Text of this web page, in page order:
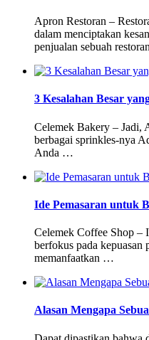
Apron Restoran –
dalam menciptakan
penjualan sebuah
3 Kesalahan Besar
Celemek Bakery – Jadi,
berbagai sprinkles-nya
Anda …
Ide Pemasaran untuk
Celemek Coffee Shop –
berfokus pada kepuasan
memanfaatkan …
Alasan Mengapa